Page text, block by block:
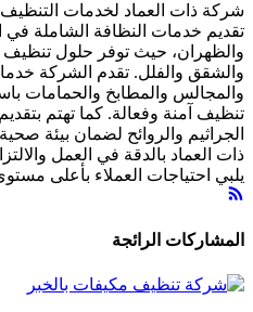
شركة ذات العماد لخدمات
تقديم خدمات النظافة الشاملة في
والظهران، حيث توفر حلول تنظيف
والشقق والفلل. تقدم الشركة
والمجالس والمطابخ والحمامات
تنظيف آمنة وفعالة. كما تهتم
الجراثيم والروائح لضمان بيئة
ذات العماد بالدقة في العمل
يلبي احتياجات العملاء بأعلى
المشاركات الرائجة